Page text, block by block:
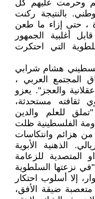
وحرمت عليهم كل
بالنتيجة ركنت
، حتى إزاء ما طعن
أغلبية الجمهور
التي احتكرت
هشام شرابي
العربي ،
والعجز". يعزو
ثقافته مستحدثة،
للعلم والدين
الفلسطينية ظلت
من هزائم وانتكاسات
الذهنية الأبوية
المتصدية للزعامة
نزعتها السلطوية
إلا أسلوب احتكار
متعصبة ضيقة الأفق،